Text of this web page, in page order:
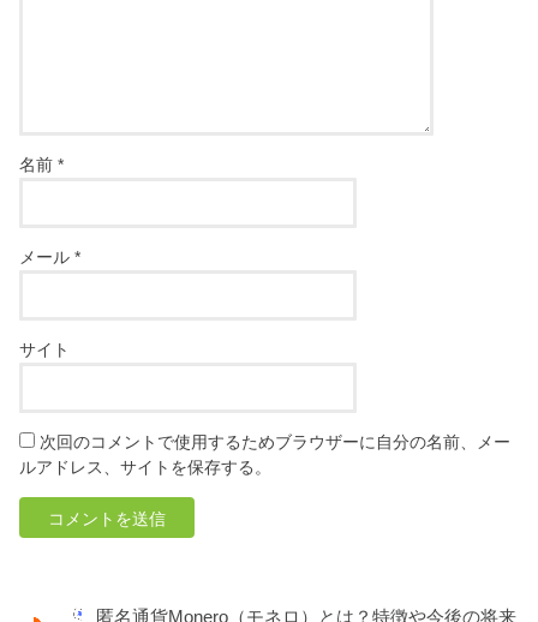
名前*
メール*
サイト
次回のコメントで使用するためブラウザーに自分の名前、メー
ルアドレス、サイトを保存する。
匿名通貨Monero（モネロ）とは？特徴や今後の将来